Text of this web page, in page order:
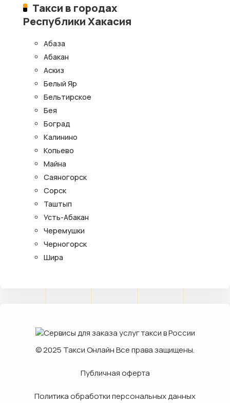
Такси в городах
Республики Хакасия
Абаза
Абакан
Аскиз
Белый Яр
Бельтирское
Бея
Боград
Калинино
Копьево
Майна
Саяногорск
Сорск
Таштып
Усть-Абакан
Черемушки
Черногорск
Шира
© 2025 Такси ОнлайнВсе права защищены.
Публичная оферта
Политика обработки персональных данных